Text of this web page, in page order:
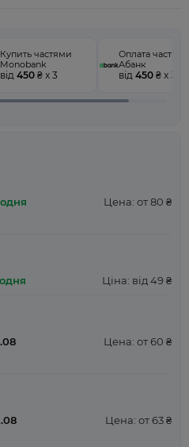
Купить частями
Monobank
від 450 ₴ x 3
Оплата
Абанк
від 450 ₴ x 3
Цена: от 80 ₴
Ціна: від 49 ₴
Цена: от 60 ₴
Цена: от 63 ₴